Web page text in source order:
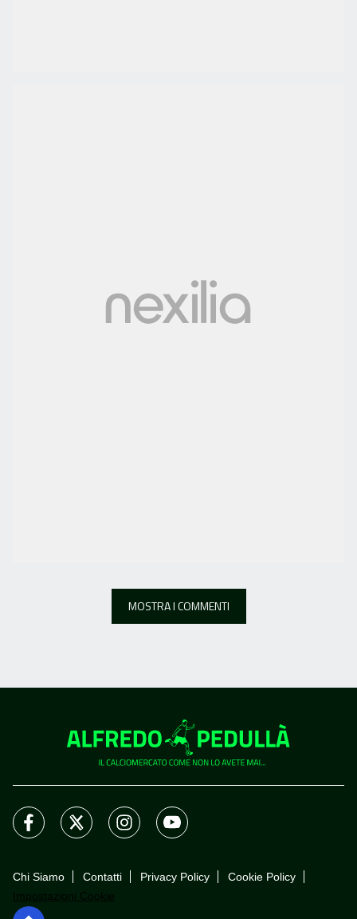
MOSTRA I COMMENTI
Chi Siamo Contatti Privacy Policy
Cookie Policy
Impostazioni Cookie